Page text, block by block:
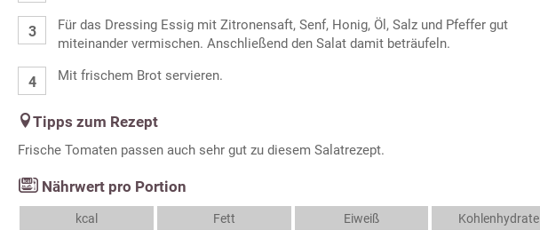
Für das Dressing Essig mit Zitronensaft, Senf, Honig, Öl, Salz und Pfeffer gut
miteinander vermischen. Anschließend den Salat damit beträufeln.
Mit frischem Brot servieren.
Tipps zum Rezept
Frische Tomaten passen auch sehr gut zu diesem Salatrezept.
Nährwert pro Portion
kcal
Fett
Eiweiß
Kohlenhydrate